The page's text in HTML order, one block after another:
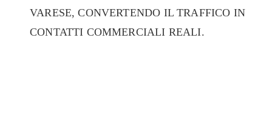
VARESE, CONVERTENDO IL TRAFFICO IN
CONTATTI COMMERCIALI REALI.